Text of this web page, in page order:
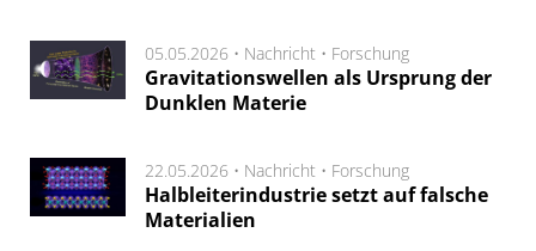
05.05.2026 • Nachricht • Forschung
Gravitationswellen als Ursprung der
Dunklen Materie
22.05.2026 • Nachricht • Forschung
Halbleiterindustrie setzt auf falsche
Materialien